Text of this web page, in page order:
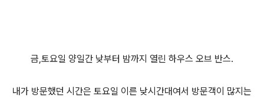
금,토요일 양일간 낮부터 밤까지 열린 하우스 오브 반스.
내가 방문했던 시간은 토요일 이른 낮시간대여서 방문객이 많지는